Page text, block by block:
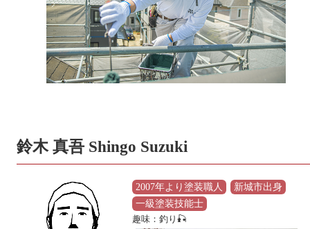
鈴木 真吾 Shingo Suzuki
2007年より塗装職人
新城市出身
一級塗装技能士
趣味：釣り🎣